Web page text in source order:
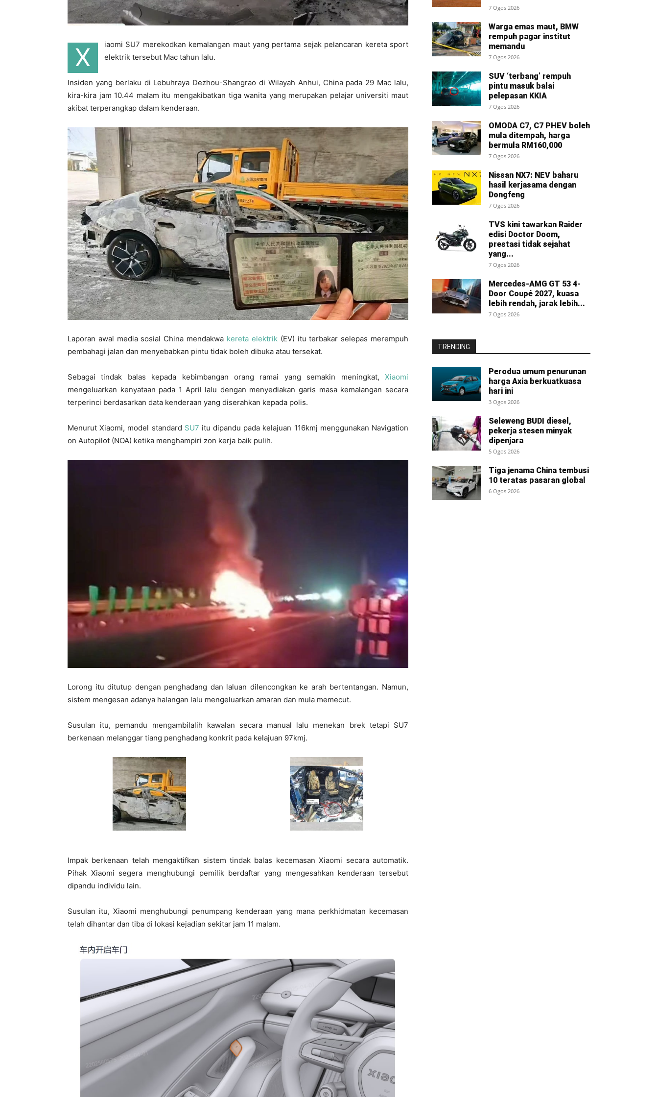
X
iaomi SU7 merekodkan kemalangan maut yang pertama sejak pelancaran kereta sport
elektrik tersebut Mac tahun lalu.
Insiden yang berlaku di Lebuhraya Dezhou-Shangrao di Wilayah Anhui, China pada 29 Mac lalu,
kira-kira jam 10.44 malam itu mengakibatkan tiga wanita yang merupakan pelajar universiti maut
akibat terperangkap dalam kenderaan.
Laporan awal media sosial China mendakwa kereta elektrik(EV) itu terbakar selepas merempuh
pembahagi jalan dan menyebabkan pintu tidak boleh dibuka atau tersekat.
Sebagai tindak balas kepada kebimbangan orang ramai yang semakin meningkat, Xiaomi
mengeluarkan kenyataan pada 1 April lalu dengan menyediakan garis masa kemalangan secara
terperinci berdasarkan data kenderaan yang diserahkan kepada polis.
Menurut Xiaomi, model standard SU7 itu dipandu pada kelajuan 116kmj menggunakan Navigation
on Autopilot (NOA) ketika menghampiri zon kerja baik pulih.
Lorong itu ditutup dengan penghadang dan laluan dilencongkan ke arah bertentangan. Namun,
sistem mengesan adanya halangan lalu mengeluarkan amaran dan mula memecut.
Susulan itu, pemandu mengambilalih kawalan secara manual lalu menekan brek tetapi SU7
berkenaan melanggar tiang penghadang konkrit pada kelajuan 97kmj.
Impak berkenaan telah mengaktifkan sistem tindak balas kecemasan Xiaomi secara automatik.
Pihak Xiaomi segera menghubungi pemilik berdaftar yang mengesahkan kenderaan tersebut
dipandu individu lain.
Susulan itu, Xiaomi menghubungi penumpang kenderaan yang mana perkhidmatan kecemasan
telah dihantar dan tiba di lokasi kejadian sekitar jam 11 malam.
7 Ogos 2026
Warga emas maut, BMW
rempuh pagar institut
memandu
7 Ogos 2026
SUV ‘terbang’ rempuh
pintu masuk balai
pelepasan KKIA
7 Ogos 2026
OMODA C7, C7 PHEV boleh
mula ditempah, harga
bermula RM160,000
7 Ogos 2026
Nissan NX7: NEV baharu
hasil kerjasama dengan
Dongfeng
7 Ogos 2026
TVS kini tawarkan Raider
edisi Doctor Doom,
prestasi tidak sejahat
yang...
7 Ogos 2026
Mercedes-AMG GT 53 4-
Door Coupé 2027, kuasa
lebih rendah, jarak lebih...
7 Ogos 2026
TRENDING
Perodua umum penurunan
harga Axia berkuatkuasa
hari ini
3 Ogos 2026
Seleweng BUDI diesel,
pekerja stesen minyak
dipenjara
5 Ogos 2026
Tiga jenama China tembusi
10 teratas pasaran global
6 Ogos 2026